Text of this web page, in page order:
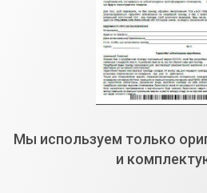
Мы используем только
и